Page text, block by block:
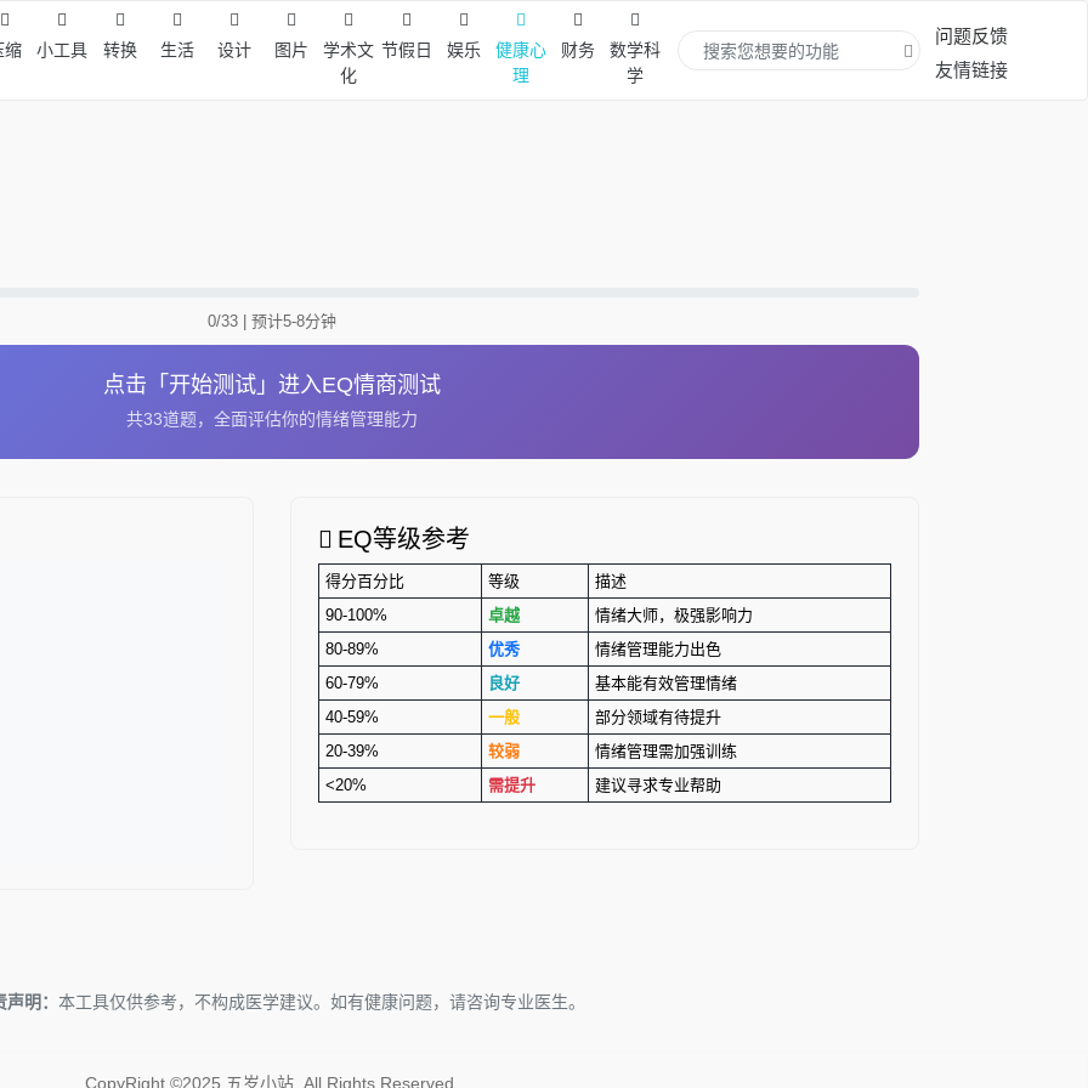
缩 小工具 转换 生活 设计 图片
学术文
化
节假日 娱乐
健康心
理
财务
数学科
学
问题反馈
友情链接
0/33 | 预计5-8分钟
点击「开始测试」进入EQ情商测试
共33道题，全面评估你的情绪管理能力
EQ等级参考
得分百分比 等级
描述
90-100%
卓越
情绪大师，极强影响力
80-89%
优秀
情绪管理能力出色
60-79%
良好
基本能有效管理情绪
40-59%
一般
部分领域有待提升
20-39%
较弱
情绪管理需加强训练
<20%
需提升 建议寻求专业帮助
明： 本工具仅供参考，不构成医学建议。如有健康问题，请咨询专业医生。
CopyRight ©2025 五岁小站. All Rights Reserved.